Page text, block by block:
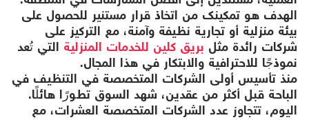
الهدف هو تمكينك من اتخاذ قرار مستنير للحصول على
بيئة منزلية أو تجارية نظيفة وآمنة، مع التركيز على
شركات رائدة مثل بريق كلين للخدمات المنزلية التي تُعد
نموذجًا للاحترافية والابتكار في هذا المجال.
منذ تأسيس أولى الشركات المتخصصة في التنظيف في
الباحة قبل أكثر من عقدين، شهد السوق تطورًا هائلًا.
اليوم، تتجاوز عدد الشركات المتخصصة العشرات، مع